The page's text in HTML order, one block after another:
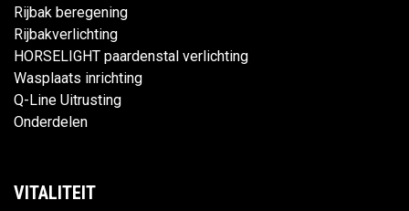
Rijbak beregening
Rijbakverlichting
HORSELIGHT paardenstal verlichting
Wasplaats inrichting
Q-Line Uitrusting
Onderdelen
VITALITEIT